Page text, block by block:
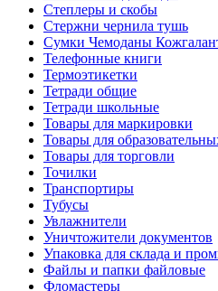
Степлеры и скобы
Стержни чернила тушь
Сумки Чемоданы
Телефонные книги
Термоэтикетки
Тетради общие
Тетради школьные
Товары для маркировки
Товары для
Товары для торговли
Точилки
Транспортиры
Тубусы
Увлажнители
Уничтожители документов
Упаковка для склада и
Файлы и папки файловые
Фломастеры